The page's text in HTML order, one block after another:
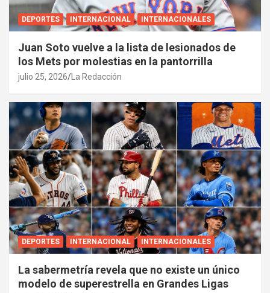
DEPORTES INTERNACIONAL INTERNACIONALES
Juan Soto vuelve a la lista de lesionados de
los Mets por molestias en la pantorrilla
julio 25, 2026 La Redacción
DEPORTES INTERNACIONAL INTERNACIONALES
La sabermetría revela que no existe un único
modelo de superestrella en Grandes Ligas